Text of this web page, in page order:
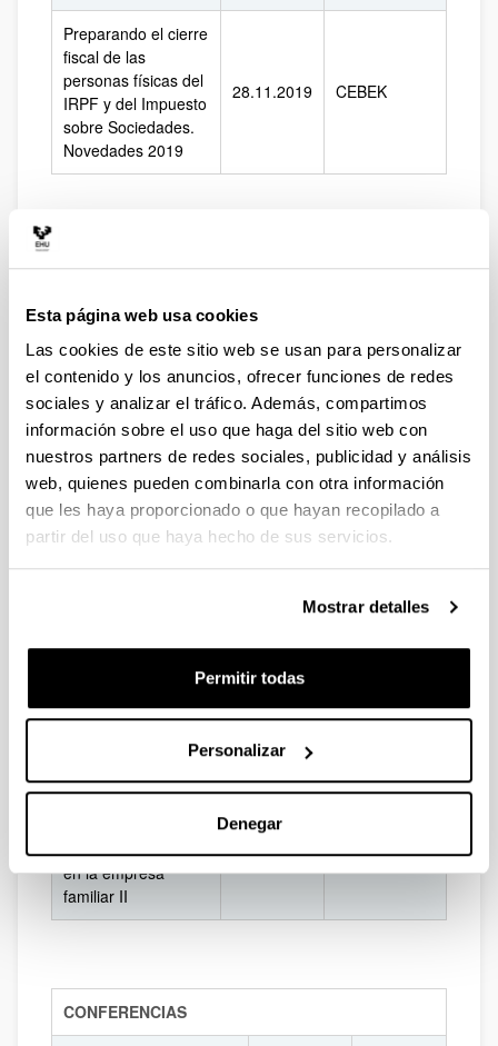
Esta página web usa cookies
Las cookies de este sitio web se usan para personalizar
el contenido y los anuncios, ofrecer funciones de redes
sociales y analizar el tráfico. Además, compartimos
información sobre el uso que haga del sitio web con
nuestros partners de redes sociales, publicidad y análisis
web, quienes pueden combinarla con otra información
que les haya proporcionado o que hayan recopilado a
partir del uso que haya hecho de sus servicios.
Mostrar detalles
Permitir todas
Personalizar
Denegar
Preparando el cierre
fiscal de las
personas físicas del
IRPF y del Impuesto
sobre Sociedades.
Novedades 2019
28.11.2019 CEBEK
TALLERES
La comunicación en
claves de éxito
La
profesionalización
de la empresa
familiar: camino
para crecer
19.06.2019 Cámarabilbao
La valoración de la
Facultad de
Economía y
(Sarriko)
interpretación de los
estados financieros
23.10.2019 CEBEK
estados financieros
en la empresa
familiar II
30.10.2019 CEBEK
CONFERENCIAS